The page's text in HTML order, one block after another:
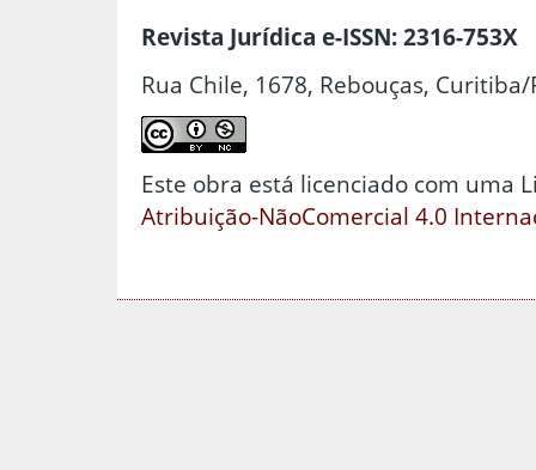
Revista Jurídica e-ISSN: 2316-753X
Rua Chile, 1678, Rebouças, Curitiba/
Este obra está licenciado com uma
Atribuição-NãoComercial 4.0